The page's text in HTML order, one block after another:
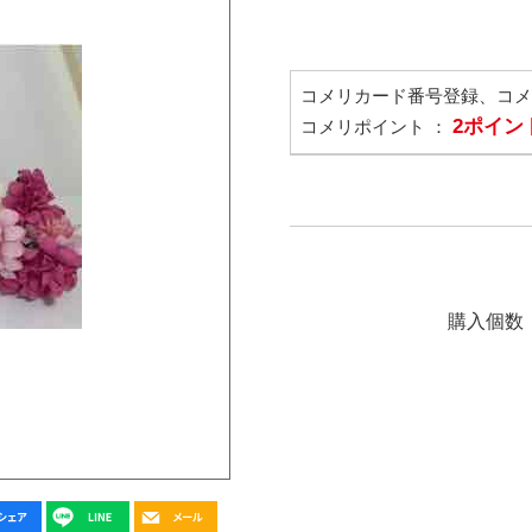
コメリカード番号登録、コ
コメリポイント ： 2ポイン
購入個数